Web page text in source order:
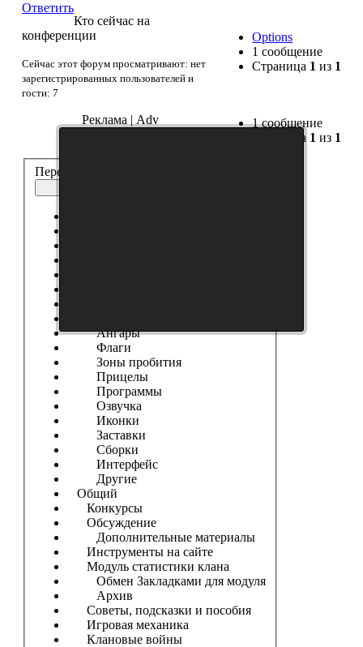
Ответить
Options
1 сообщение
Страница 1 из 1
1 сообщение
Страница 1 из 1
Перейти:
Ангары
Флаги
Зоны пробития
Прицелы
Программы
Озвучка
Иконки
Заставки
Сборки
Интерфейс
Другие
Общий
Конкурсы
Обсуждение
Дополнительные материалы
Инструменты на сайте
Модуль статистики клана
Обмен Закладками для модуля
Архив
Советы, подсказки и пособия
Игровая механика
Клановые войны
Кто сейчас на
конференции
Сейчас этот форум просматривают: нет
зарегистрированных пользователей и
гости: 7
Реклама | Adv